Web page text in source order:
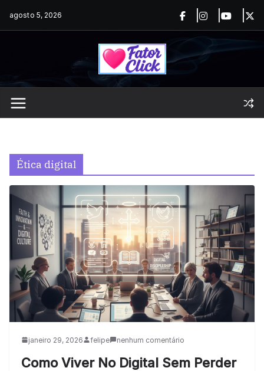
para
agosto 5, 2026
Ética digital
janeiro 29, 2026 felipe nenhum comentário
Como Viver No Digital Sem Perder